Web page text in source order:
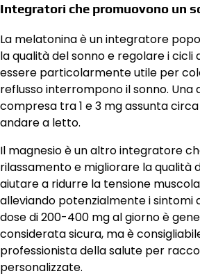
Integratori che promuovono un
La melatonina è un integratore
la qualità del sonno e regolare i cicli
essere particolarmente utile per
reflusso interrompono il sonno. Una
compresa tra 1 e 3 mg assunta
andare a letto.
Il magnesio è un altro integratore
rilassamento e migliorare la qualità
aiutare a ridurre la tensione
alleviando potenzialmente i sintomi
dose di 200-400 mg al giorno è
considerata sicura, ma è
professionista della salute per
personalizzate.